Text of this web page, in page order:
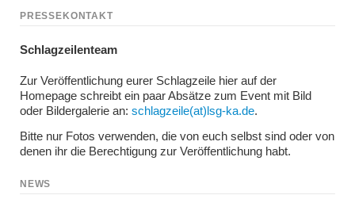
PRESSEKONTAKT
Schlagzeilenteam
Zur Veröffentlichung eurer Schlagzeile hier auf der
Homepage schreibt ein paar Absätze zum Event mit Bild
oder Bildergalerie an: schlagzeile(at)lsg-ka.de.
Bitte nur Fotos verwenden, die von euch selbst sind oder von
denen ihr die Berechtigung zur Veröffentlichung habt.
NEWS